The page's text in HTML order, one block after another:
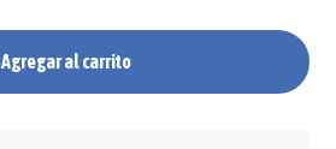
Agregar al carrito